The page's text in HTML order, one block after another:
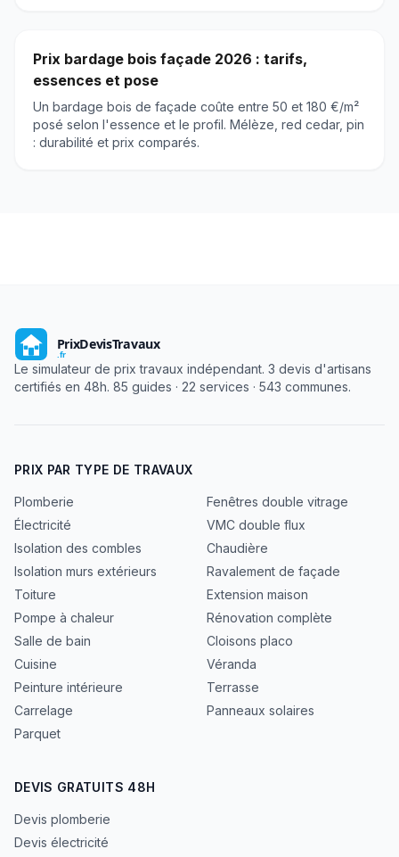
Prix bardage bois façade 2026 : tarifs,
essences et pose
Un bardage bois de façade coûte entre 50 et 180 €/m²
posé selon l'essence et le profil. Mélèze, red cedar, pin
: durabilité et prix comparés.
Le simulateur de prix travaux indépendant. 3 devis d'artisans
certifiés en 48h. 85 guides · 22 services · 543 communes.
PRIX PAR TYPE DE TRAVAUX
Plomberie
Électricité
Isolation des combles
Isolation murs extérieurs
Toiture
Pompe à chaleur
Salle de bain
Cuisine
Peinture intérieure
Carrelage
Parquet
Fenêtres double vitrage
VMC double flux
Chaudière
Ravalement de façade
Extension maison
Rénovation complète
Cloisons placo
Véranda
Terrasse
Panneaux solaires
DEVIS GRATUITS 48H
Devis plomberie
Devis électricité